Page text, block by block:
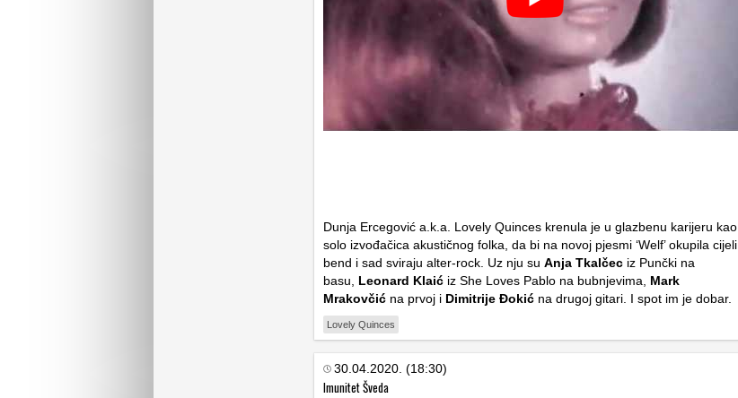
Dunja Ercegović a.k.a. Lovely Quinces krenula je u glazbenu karijeru kao
solo izvođačica akustičnog folka, da bi na novoj pjesmi ‘Welf’ okupila cijeli
bend i sad sviraju alter-rock. Uz nju su Anja Tkalčec iz Punčki na
basu, Leonard Klaić iz She Loves Pablo na bubnjevima, Mark
Mrakovčić na prvoj i Dimitrije Đokić na drugoj gitari. I spot im je dobar.
Lovely Quinces
30.04.2020. (18:30)
Imunitet Šveda